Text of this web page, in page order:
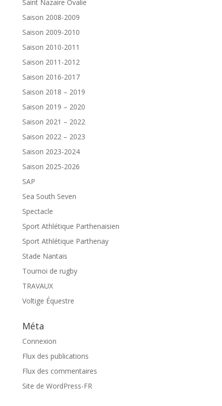
Saint Nazaire Ovalie
Saison 2008-2009
Saison 2009-2010
Saison 2010-2011
Saison 2011-2012
Saison 2016-2017
Saison 2018 – 2019
Saison 2019 – 2020
Saison 2021 – 2022
Saison 2022 – 2023
Saison 2023-2024
Saison 2025-2026
SAP
Sea South Seven
Spectacle
Sport Athlétique Parthenaisien
Sport Athlétique Parthenay
Stade Nantais
Tournoi de rugby
TRAVAUX
Voltige Équestre
Méta
Connexion
Flux des publications
Flux des commentaires
Site de WordPress-FR